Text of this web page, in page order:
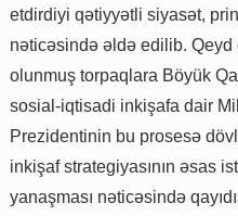
etdirdiyi qətiyyətli siyasət,
nəticəsində əldə edilib.
olunmuş torpaqlara Böyük
sosial-iqtisadi inkişafa dair
Prezidentinin bu prosesə
inkişaf strategiyasının əsas
yanaşması nəticəsində